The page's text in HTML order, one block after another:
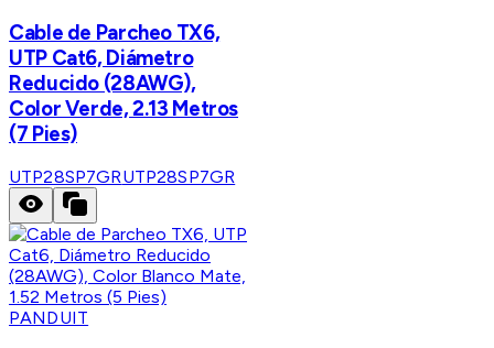
Cable de Parcheo TX6,
UTP Cat6, Diámetro
Reducido (28AWG),
Color Verde, 2.13 Metros
(7 Pies)
UTP28SP7GRUTP28SP7GR
PANDUIT